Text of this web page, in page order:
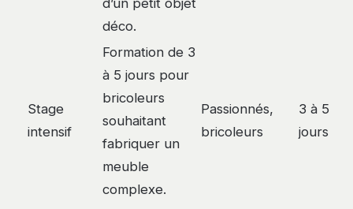
d’un petit objet
déco.
Stage
intensif
Formation de 3
à 5 jours pour
bricoleurs
souhaitant
fabriquer un
meuble
complexe.
Passionnés,
bricoleurs
3 à 5
jours